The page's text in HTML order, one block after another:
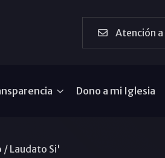
Atención
Dono a mi Iglesia
/Laudato Si'